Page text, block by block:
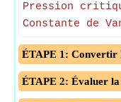
Pression
Constante de
ÉTAPE 1: Convertir
ÉTAPE 2: Évaluer